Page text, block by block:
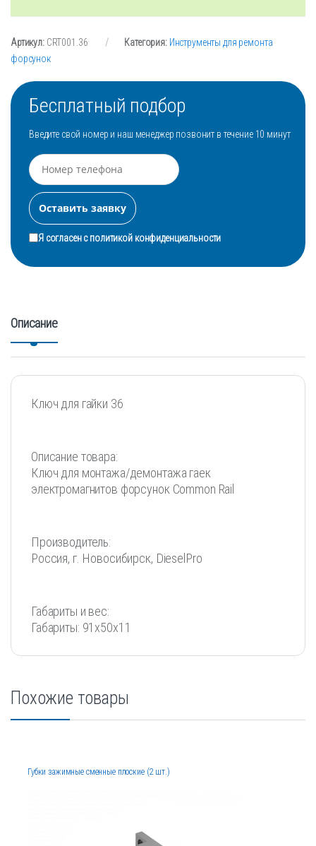
Артикул: CRT001.36 Категория: Инструменты для ремонта
форсунок
Бесплатный подбор
Введите свой номер и наш менеджер позвонит в течение 10 минут
Я согласен сполитикой конфиденциальности
Описание
Ключ для гайки 36
Описание товара:
Ключ для монтажа/демонтажа гаек
электромагнитов форсунок Common Rail
Производитель:
Россия, г. Новосибирск, DieselPro
Габариты и вес:
Габариты: 91х50х11
Похожие товары
Губки зажимные сменные плоские (2 шт.)